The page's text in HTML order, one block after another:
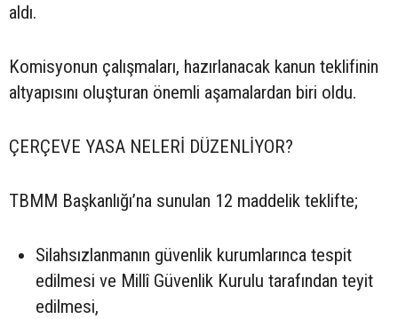
aldı.
Komisyonun çalışmaları, hazırlanacak kanun teklifinin
altyapısını oluşturan önemli aşamalardan biri oldu.
ÇERÇEVE YASA NELERİ DÜZENLİYOR?
TBMM Başkanlığı’na sunulan 12 maddelik teklifte;
Silahsızlanmanın güvenlik kurumlarınca tespit
edilmesi ve Millî Güvenlik Kurulu tarafından teyit
edilmesi,